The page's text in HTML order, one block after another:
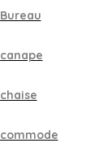
Bureau
canape
chaise
commode